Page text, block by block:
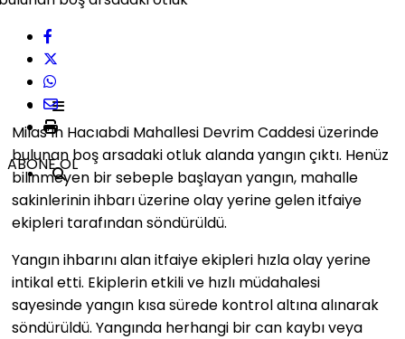
ABONE OL
Milas’ın Hacıabdi Mahallesi Devrim Caddesi üzerinde
bulunan boş arsadaki otluk alanda yangın çıktı. Henüz
bilinmeyen bir sebeple başlayan yangın, mahalle
sakinlerinin ihbarı üzerine olay yerine gelen itfaiye
ekipleri tarafından söndürüldü.
Yangın ihbarını alan itfaiye ekipleri hızla olay yerine
intikal etti. Ekiplerin etkili ve hızlı müdahalesi
sayesinde yangın kısa sürede kontrol altına alınarak
söndürüldü. Yangında herhangi bir can kaybı veya